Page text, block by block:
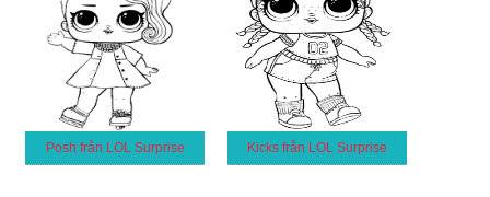
Posh från LOL Surprise Kicks från LOL Surprise